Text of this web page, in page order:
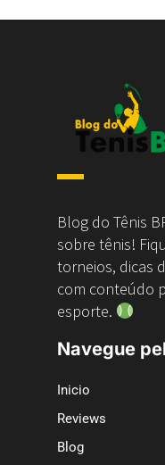
Blog do Tênis
sobre tênis!
torneios, dicas
com conteúdo
esporte.
Navegue
Inicio
Reviews
Blog